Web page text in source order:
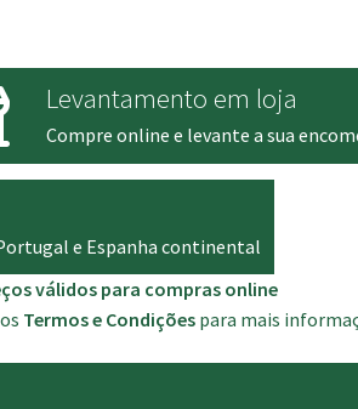
Levantamento em loja
Compre online e levante a sua
e Espanha continental
válidos para compras online
Termos e Condições para mais